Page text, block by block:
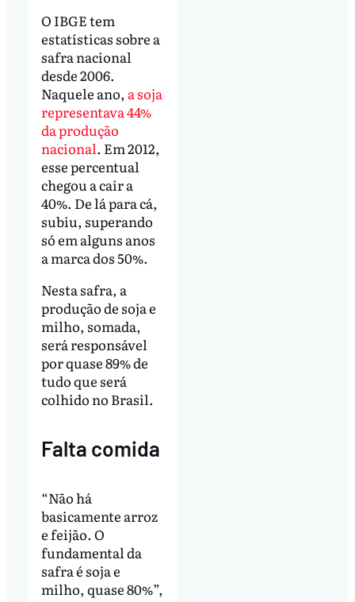
O IBGE tem
estatísticas sobre a
safra nacional
desde 2006.
Naquele ano, a soja
representava 44%
da produção
nacional. Em 2012,
esse percentual
chegou a cair a
40%. De lá para cá,
subiu, superando
só em alguns anos
a marca dos 50%.
Nesta safra, a
produção de soja e
milho, somada,
será responsável
por quase 89% de
tudo que será
colhido no Brasil.
Falta comida
“Não há
basicamente arroz
e feijão. O
fundamental da
safra é soja e
milho, quase 80%”,